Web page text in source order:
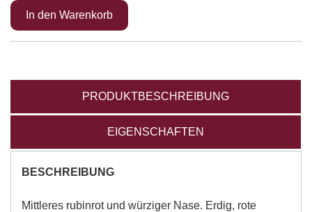
PRODUKTBESCHREIBUNG
EIGENSCHAFTEN
BESCHREIBUNG
Mittleres rubinrot und würziger Nase. Erdig, rote